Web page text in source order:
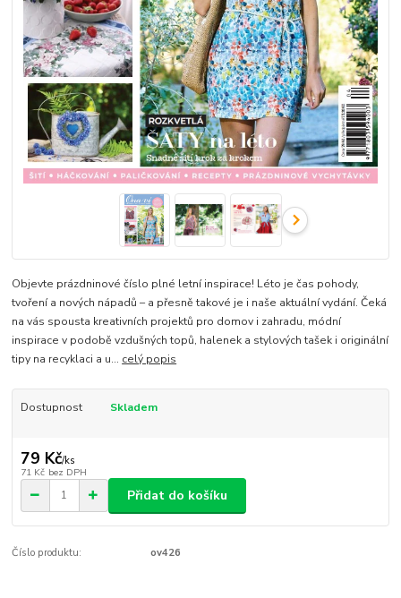
Objevte prázdninové číslo plné letní inspirace! Léto je čas pohody,
tvoření a nových nápadů – a přesně takové je i naše aktuální vydání. Čeká
na vás spousta kreativních projektů pro domov i zahradu, módní
inspirace v podobě vzdušných topů, halenek a stylových tašek i originální
tipy na recyklaci a u... celý popis
Dostupnost Skladem
79 Kč/ks
71 Kč bez DPH
Přidat do košíku
Číslo produktu: ov426